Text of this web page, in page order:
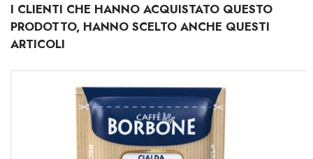
I CLIENTI CHE HANNO ACQUISTATO QUESTO
PRODOTTO, HANNO SCELTO ANCHE QUESTI
ARTICOLI